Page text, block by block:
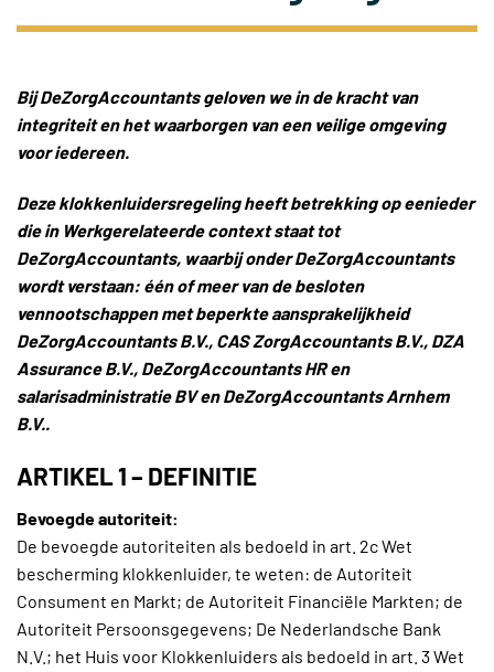
Bij DeZorgAccountants geloven we in de kracht van
integriteit en het waarborgen van een veilige omgeving
voor iedereen.
Deze klokkenluidersregeling heeft betrekking op eenieder
die in Werkgerelateerde context staat tot
DeZorgAccountants, waarbij onder DeZorgAccountants
wordt verstaan: één of meer van de besloten
vennootschappen met beperkte aansprakelijkheid
DeZorgAccountants B.V., CAS ZorgAccountants B.V., DZA
Assurance B.V., DeZorgAccountants HR en
salarisadministratie BV en DeZorgAccountants Arnhem
B.V..
ARTIKEL 1 – DEFINITIE
Bevoegde autoriteit:
De bevoegde autoriteiten als bedoeld in art. 2c Wet
bescherming klokkenluider, te weten: de Autoriteit
Consument en Markt; de Autoriteit Financiële Markten; de
Autoriteit Persoonsgegevens; De Nederlandsche Bank
N.V.; het Huis voor Klokkenluiders als bedoeld in art. 3 Wet